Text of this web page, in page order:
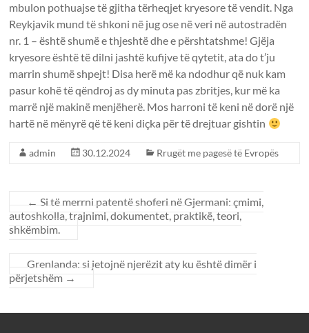
mbulon pothuajse të gjitha tërheqjet kryesore të vendit. Nga
Reykjavik mund të shkoni në jug ose në veri në autostradën
nr. 1 – është shumë e thjeshtë dhe e përshtatshme! Gjëja
kryesore është të dilni jashtë kufijve të qytetit, ata do t’ju
marrin shumë shpejt! Disa herë më ka ndodhur që nuk kam
pasur kohë të qëndroj as dy minuta pas zbritjes, kur më ka
marrë një makinë menjëherë. Mos harroni të keni në dorë një
hartë në mënyrë që të keni diçka për të drejtuar gishtin
admin 30.12.2024 Rrugët me pagesë të Evropës
← Si të merrni patentë shoferi në Gjermani: çmimi,
autoshkolla, trajnimi, dokumentet, praktikë, teori,
shkëmbim.
Grenlanda: si jetojnë njerëzit aty ku është dimër i
përjetshëm →